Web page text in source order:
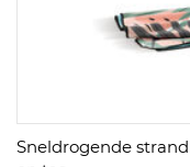
Sneldrogende